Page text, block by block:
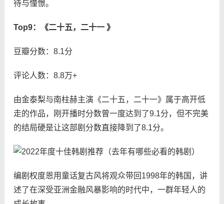
待与憧憬。
Top9：《二十五，二十一 》
豆瓣分数：8.1分
评论人数：8.8万+
由金泰梨与南柱赫主演《二十五，二十一》属于高开低
走的作品，刚开播时分数曾一度达到了9.1分，但不完美
的结局硬是让这部剧分数直接降到了8.1分。
编剧权度恩用童话复古风将观众带回1998年的韩国，讲
述了在深受亚洲金融风暴影响的时代中，一群年轻人的